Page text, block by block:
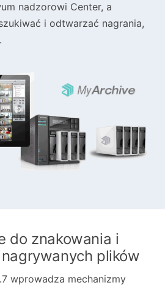
nadzorowi Center, a
i odtwarzać nagrania,
do znakowania i
plików
wprowadza mechanizmy